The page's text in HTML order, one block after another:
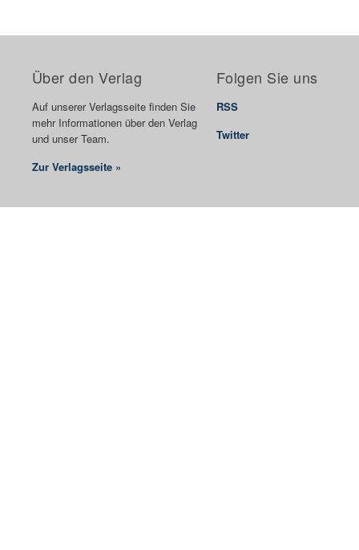
Über den Verlag
Auf unserer Verlagsseite finden Sie
mehr Informationen über den Verlag
und unser Team.
Zur Verlagsseite »
Folgen Sie uns
RSS
Twitter